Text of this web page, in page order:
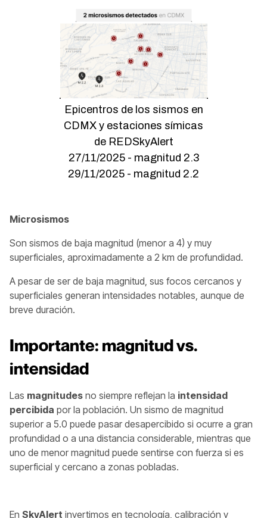
Epicentros de los sismos en
CDMX y estaciones símicas
de REDSkyAlert
27/11/2025 - magnitud 2.3
29/11/2025 - magnitud 2.2
Microsismos
Son sismos de baja magnitud (menor a 4) y muy
superficiales, aproximadamente a 2 km de profundidad.
A pesar de ser de baja magnitud, sus focos cercanos y
superficiales generan intensidades notables, aunque de
breve duración.
Importante: magnitud vs.
intensidad
Las magnitudes no siempre reflejan la intensidad
percibida por la población. Un sismo de magnitud
superior a 5.0 puede pasar desapercibido si ocurre a gran
profundidad o a una distancia considerable, mientras que
uno de menor magnitud puede sentirse con fuerza si es
superficial y cercano a zonas pobladas.
En SkyAlert invertimos en tecnología, calibración y